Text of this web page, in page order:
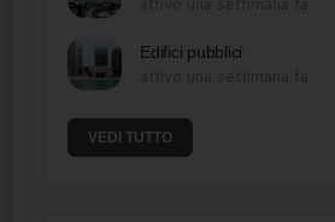
Edifici pubblici
VEDI TUTTO